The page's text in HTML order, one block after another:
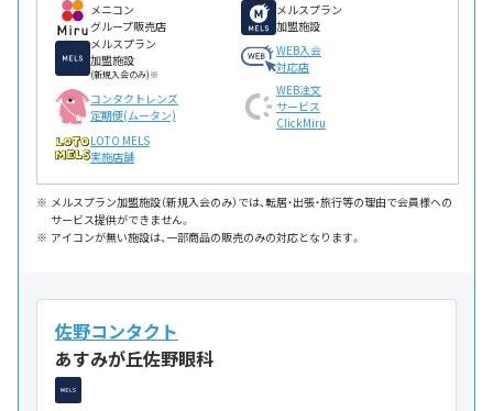
メニコン
グループ販売店
メルスプラン
加盟施設
メルスプラン
加盟施設
(新規入会のみ)※
WEB入会
対応店
コンタクトレンズ
定期便(ムータン)
WEB注文
サービス
ClickMiru
LOTO MELS
実施店舗
メルスプラン加盟施設（新規入会のみ）では、転居・出張・旅行等の理由で会員様への
サービス提供ができません。
アイコンが無い施設は、一部商品の販売のみの対応となります。
佐野コンタクト
あすみが丘佐野眼科